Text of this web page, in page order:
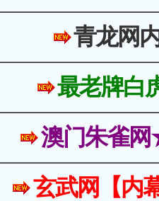
青龙网
最老牌白
澳门朱雀
玄武网【内